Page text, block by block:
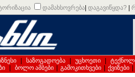
დამახსოვრება დაგავიწყდა?
საზოგადოება უცხოეთი
ბოლო ამბები გამოკითხვები ქვიზები